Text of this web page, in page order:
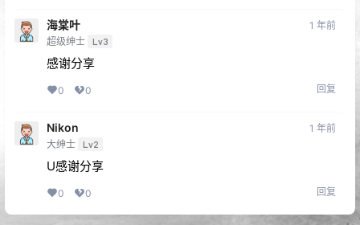
海棠叶
超级绅士 Lv3
1 年前
感谢分享
0 0 回复
Nikon
大绅士 Lv2
1 年前
U感谢分享
0 0 回复